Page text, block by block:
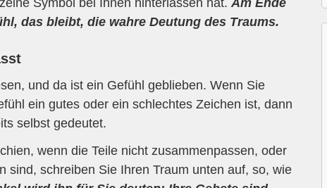
das bleibt, die wahre Deutung des Traums.
und da ist ein Gefühl geblieben. Wenn Sie
ein gutes oder ein schlechtes Zeichen ist, dann
selbst gedeutet.
wenn die Teile nicht zusammenpassen, oder
sind, schreiben Sie Ihren Traum unten auf, so, wie